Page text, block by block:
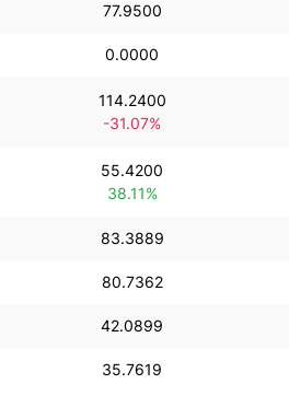
77.9500
0.0000
114.2400
-31.07%
55.4200
38.11%
83.3889
80.7362
42.0899
35.7619